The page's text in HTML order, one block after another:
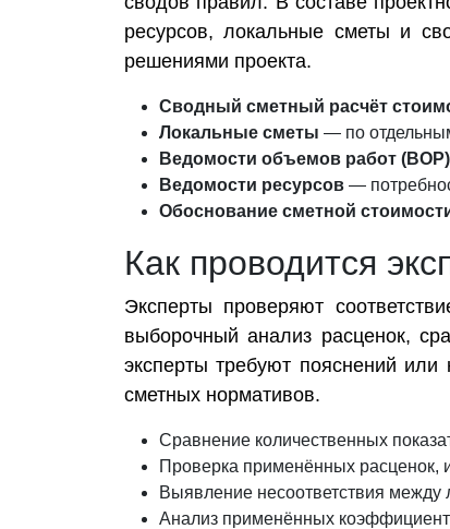
ресурсов, локальные сметы и
решениями проекта.
Сводный сметный расчёт
Локальные сметы — по
Ведомости объемов работ (ВОР)
Ведомости ресурсов —
Обоснование сметной
Как проводится
Эксперты проверяют
выборочный анализ расценок,
эксперты требуют пояснений или
сметных нормативов.
Сравнение количественных
Проверка применённых расценок,
Выявление несоответствия
Анализ применённых